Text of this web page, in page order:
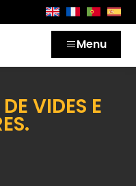
Menu
VIDES E